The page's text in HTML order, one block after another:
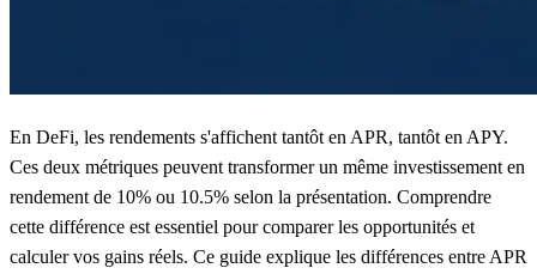
En DeFi, les rendements s'affichent tantôt en APR, tantôt en APY.
Ces deux métriques peuvent transformer un même investissement en
rendement de 10% ou 10.5% selon la présentation. Comprendre
cette différence est essentiel pour comparer les opportunités et
calculer vos gains réels. Ce guide explique les différences entre APR